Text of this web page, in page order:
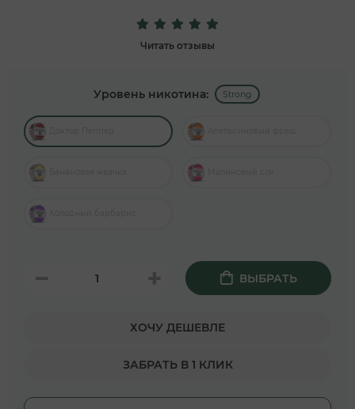
Читать отзывы
Уровень никотина: Strong
ВЫБРАТЬ
ХОЧУ ДЕШЕВЛЕ
ЗАБРАТЬ В 1 КЛИК